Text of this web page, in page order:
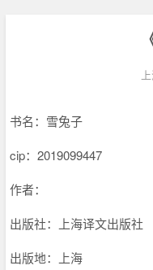
书名：雪兔子
cip： 2019099447
作者：
出版社：上海译文出版社
出版地：上海